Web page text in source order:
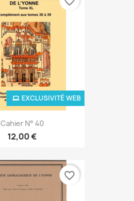
Cahier N° 40
12,00 €
EXCLUSIVITÉ WEB
favorite_border